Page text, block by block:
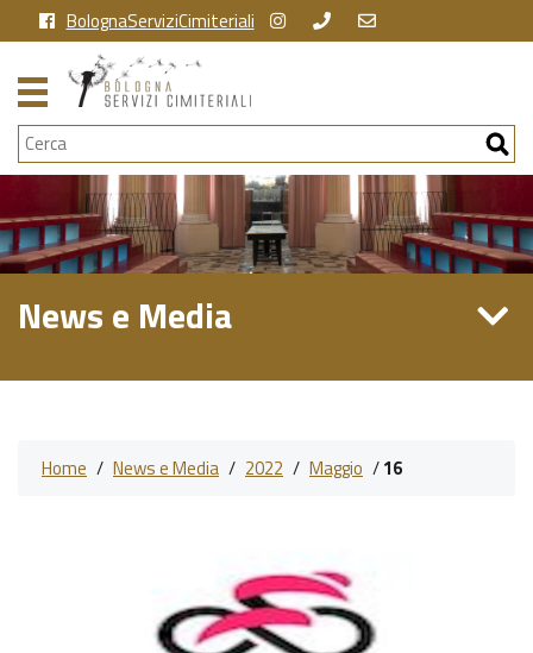
BolognaServiziCimiteriali
Cerca
News e Media
Home / News e Media / 2022 / Maggio /16